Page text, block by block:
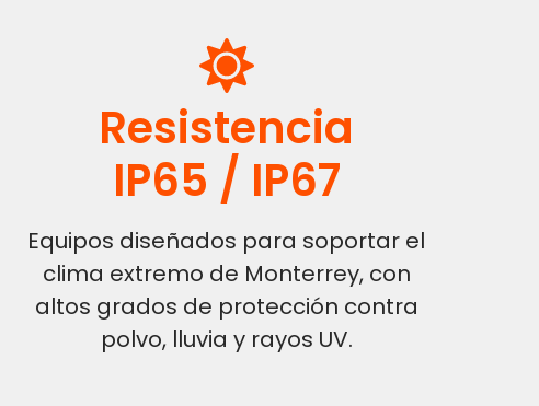
Resistencia
IP65 / IP67
Equipos diseñados para soportar el
clima extremo de Monterrey, con
altos grados de protección contra
polvo, lluvia y rayos UV.